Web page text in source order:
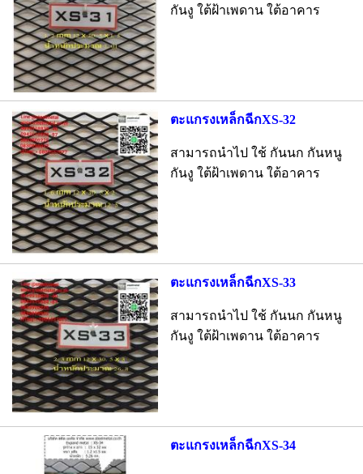
กันงู ใต้ฝ้าเพดาน ใต้อาคาร
ตะแกรงเหล็กฉีกXS-32
สามารถนำไป ใช้ กันนก กันหนู
กันงู ใต้ฝ้าเพดาน ใต้อาคาร
ตะแกรงเหล็กฉีกXS-33
สามารถนำไป ใช้ กันนก กันหนู
กันงู ใต้ฝ้าเพดาน ใต้อาคาร
ตะแกรงเหล็กฉีกXS-34